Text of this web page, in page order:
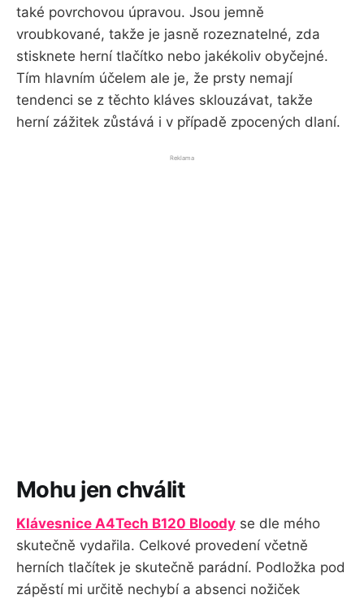
také povrchovou úpravou. Jsou jemně
vroubkované, takže je jasně rozeznatelné, zda
stisknete herní tlačítko nebo jakékoliv obyčejné.
Tím hlavním účelem ale je, že prsty nemají
tendenci se z těchto kláves sklouzávat, takže
herní zážitek zůstává i v případě zpocených dlaní.
Reklama
Mohu jen chválit
Klávesnice A4Tech B120 Bloody se dle mého
skutečně vydařila. Celkové provedení včetně
herních tlačítek je skutečně parádní. Podložka pod
zápěstí mi určitě nechybí a absenci nožiček